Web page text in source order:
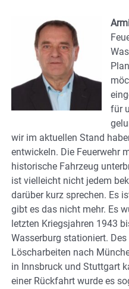
für
wir im aktuellen Stand
entwickeln. Die Feuerwehr
historische Fahrzeug
ist vielleicht nicht jedem
darüber kurz sprechen. Es
gibt es das nicht mehr. Es
letzten Kriegsjahren 1943
Wasserburg stationiert.
Löscharbeiten nach
in Innsbruck und Stuttgart
einer Rückfahrt wurde es